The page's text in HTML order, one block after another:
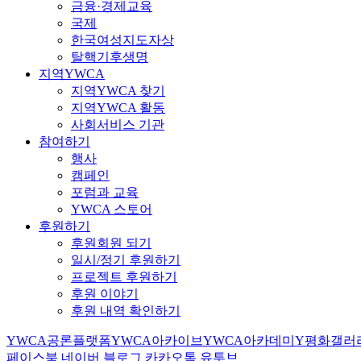
금융·경제교육
국제
한국여성지도자상
탈핵기후생명
지역YWCA
지역YWCA 찾기
지역YWCA 활동
사회서비스 기관
참여하기
행사
캠페인
포럼과 교육
YWCA 스토어
후원하기
후원회원 되기
일시/정기 후원하기
프로젝트 후원하기
후원 이야기
후원 내역 확인하기
YWCA공론플랫폼YWCA아카이브YWCA아카데미 Y평화갤러
페이스북 네이버 블로그 카카오톡 유투브